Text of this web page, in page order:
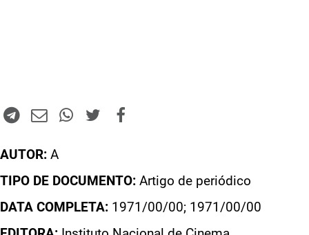
AUTOR: A
TIPO DE DOCUMENTO: Artigo de periódico
DATA COMPLETA: 1971/00/00; 1971/00/00